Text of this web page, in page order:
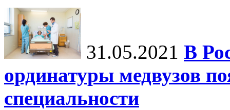
31.05.2021 В
ординатуры медвузов
специальности